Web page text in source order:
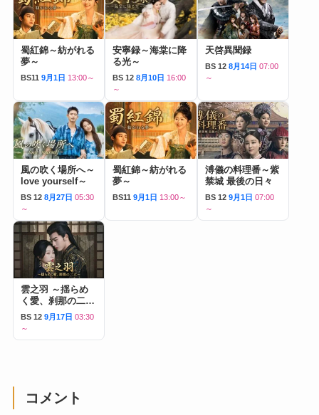
蜀紅錦～紡がれる
夢～
BS11 9月1日 13:00～
安寧録～海棠に降
る光～
BS 12 8月10日 16:00
～
天啓異聞録
BS 12 8月14日 07:00
～
風の吹く場所へ～
love yourself～
BS 12 8月27日 05:30
～
蜀紅錦～紡がれる
夢～
BS11 9月1日 13:00～
溥儀の料理番～紫
禁城 最後の日々
BS 12 9月1日 07:00
～
雲之羽 ～揺らめ
く愛、刹那の二人
～
BS 12 9月17日 03:30
～
コメント